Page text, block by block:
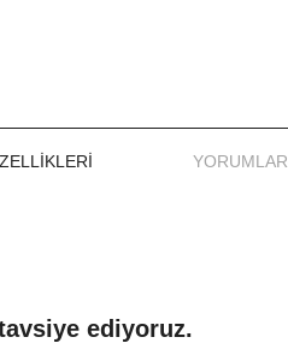
YORUMLAR
ediyoruz.